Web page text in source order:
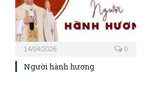
14/04/2026 0
Người hành hương